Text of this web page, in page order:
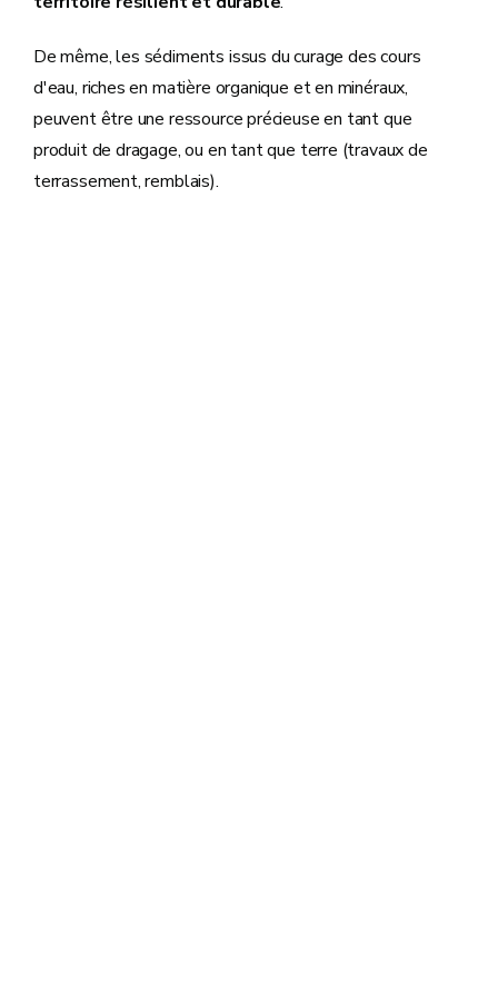
De même, les sédiments issus du curage des cours
d'eau, riches en matière organique et en minéraux,
peuvent être une ressource précieuse en tant que
produit de dragage, ou en tant que terre (travaux de
terrassement, remblais).